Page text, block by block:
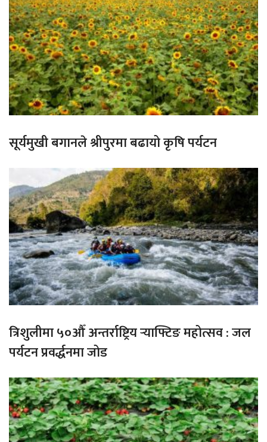
सूर्यमुखी बगानले श्रीपुरमा बढायो कृषि पर्यटन
त्रिशुलीमा ५०औँ अन्तर्राष्ट्रिय र्‍याफ्टिङ महोत्सव : जल
पर्यटन प्रवर्द्धनमा जोड